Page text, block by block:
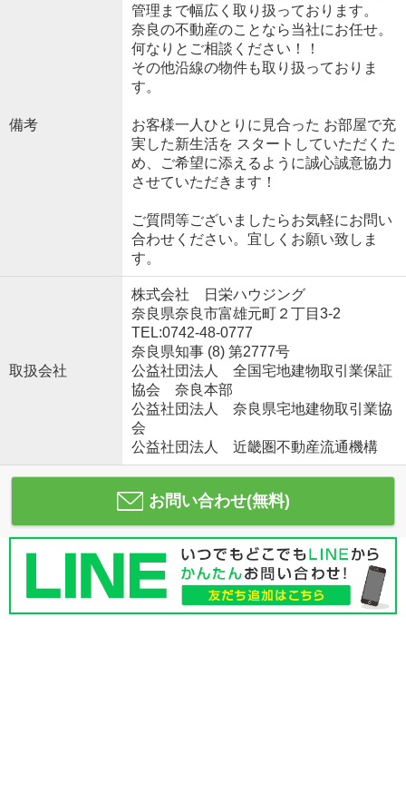
備考
管理まで幅広く取り扱っております。
奈良の不動産のことなら当社にお任せ。
何なりとご相談ください！！
その他沿線の物件も取り扱っておりま
す。
お客様一人ひとりに見合った お部屋で充
実した新生活を スタートしていただくた
め、ご希望に添えるように誠心誠意協力
させていただきます！
ご質問等ございましたらお気軽にお問い
合わせください。宜しくお願い致しま
す。
取扱会社
株式会社 日栄ハウジング
奈良県奈良市富雄元町２丁目3-2
TEL:0742-48-0777
奈良県知事 (8) 第2777号
公益社団法人 全国宅地建物取引業保証
協会 奈良本部
公益社団法人 奈良県宅地建物取引業協
会
公益社団法人 近畿圏不動産流通機構
お問い合わせ(無料)